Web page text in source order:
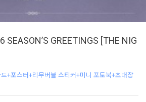
SEASON’S GREETINGS [THE NIG
+포스터+리무버블 스티커+미니 포토북+초대장